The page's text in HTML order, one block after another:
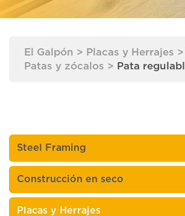
El Galpón > Placas y Herrajes >
Patas y zócalos > Pata
Steel Framing
Construcción en seco
Placas y Herrajes